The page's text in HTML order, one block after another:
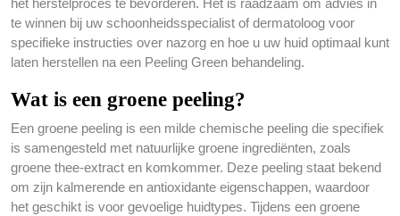
het herstelproces te bevorderen. Het is raadzaam om advies in
te winnen bij uw schoonheidsspecialist of dermatoloog voor
specifieke instructies over nazorg en hoe u uw huid optimaal kunt
laten herstellen na een Peeling Green behandeling.
Wat is een groene peeling?
Een groene peeling is een milde chemische peeling die specifiek
is samengesteld met natuurlijke groene ingrediënten, zoals
groene thee-extract en komkommer. Deze peeling staat bekend
om zijn kalmerende en antioxidante eigenschappen, waardoor
het geschikt is voor gevoelige huidtypes. Tijdens een groene